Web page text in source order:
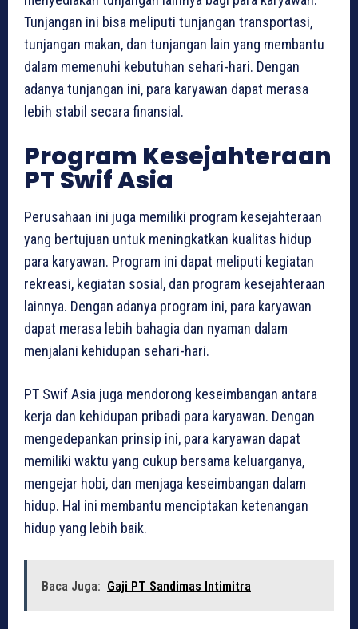
Tunjangan ini bisa meliputi tunjangan transportasi,
tunjangan makan, dan tunjangan lain yang membantu
dalam memenuhi kebutuhan sehari-hari. Dengan
adanya tunjangan ini, para karyawan dapat merasa
lebih stabil secara finansial.
Program Kesejahteraan
PT Swif Asia
Perusahaan ini juga memiliki program kesejahteraan
yang bertujuan untuk meningkatkan kualitas hidup
para karyawan. Program ini dapat meliputi kegiatan
rekreasi, kegiatan sosial, dan program kesejahteraan
lainnya. Dengan adanya program ini, para karyawan
dapat merasa lebih bahagia dan nyaman dalam
menjalani kehidupan sehari-hari.
PT Swif Asia juga mendorong keseimbangan antara
kerja dan kehidupan pribadi para karyawan. Dengan
mengedepankan prinsip ini, para karyawan dapat
memiliki waktu yang cukup bersama keluarganya,
mengejar hobi, dan menjaga keseimbangan dalam
hidup. Hal ini membantu menciptakan ketenangan
hidup yang lebih baik.
Baca Juga: Gaji PT Sandimas Intimitra